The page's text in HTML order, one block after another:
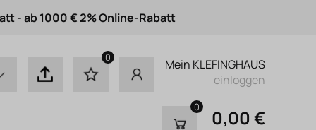
- ab 1000 € 2% Online-Rabatt
0
Mein KLEFINGHAUS
einloggen
0 0,00 €